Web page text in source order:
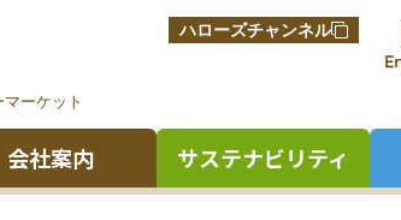
ーケット
ハローズチャンネル
会社案内 サステナビリティ